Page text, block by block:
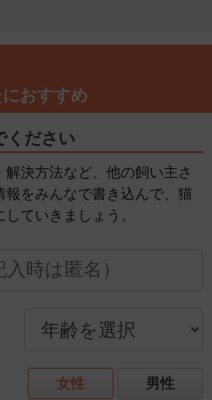
おすすめ
ください
決方法など、他の飼い主さ
をみんなで書き込んで、猫
ていきましょう。
女性 男性